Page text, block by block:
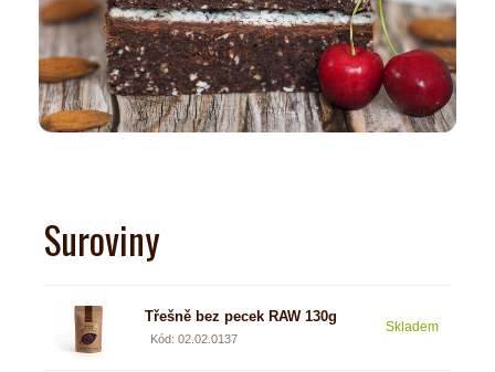
Suroviny
Třešně bez pecek RAW 130g
Kód: 02.02.0137
Skladem